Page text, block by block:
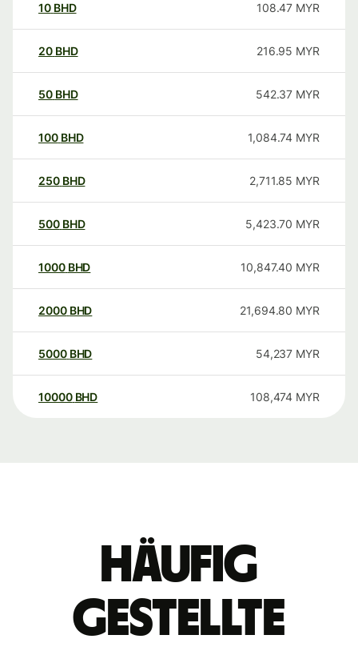
10 BHD 108.47 MYR
20 BHD 216.95 MYR
50 BHD 542.37 MYR
100 BHD 1,084.74 MYR
250 BHD 2,711.85 MYR
500 BHD 5,423.70 MYR
1000 BHD 10,847.40 MYR
2000 BHD 21,694.80 MYR
5000 BHD 54,237 MYR
10000 BHD 108,474 MYR
Häufig
gestellte